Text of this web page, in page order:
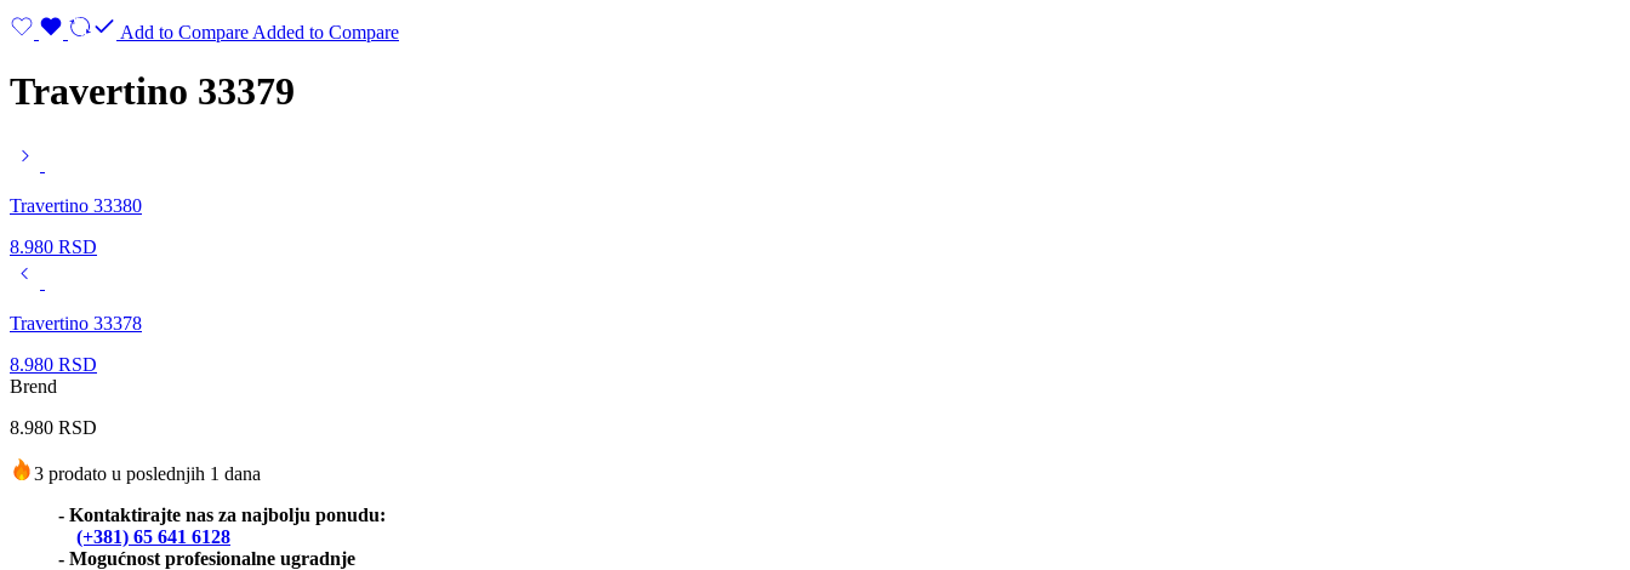
Add to Compare Added to Compare
Travertino 33379
Travertino 33380
8.980 RSD
Travertino 33378
8.980 RSD
Brend
8.980 RSD
3 prodato u poslednjih 1 dana
- Kontaktirajte nas za najbolju ponudu:
(+381) 65 641 6128
- Mogućnost profesionalne ugradnje